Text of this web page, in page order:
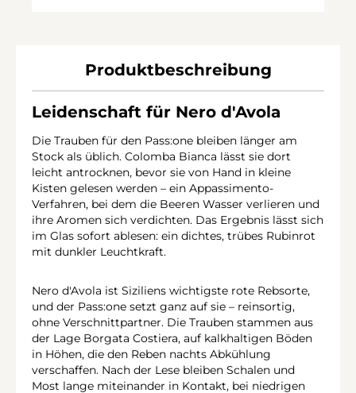
Produktbeschreibung
Leidenschaft für Nero d'Avola
Die Trauben für den Pass:one bleiben länger am
Stock als üblich. Colomba Bianca lässt sie dort
leicht antrocknen, bevor sie von Hand in kleine
Kisten gelesen werden – ein Appassimento-
Verfahren, bei dem die Beeren Wasser verlieren und
ihre Aromen sich verdichten. Das Ergebnis lässt sich
im Glas sofort ablesen: ein dichtes, trübes Rubinrot
mit dunkler Leuchtkraft.
Nero d'Avola ist Siziliens wichtigste rote Rebsorte,
und der Pass:one setzt ganz auf sie – reinsortig,
ohne Verschnittpartner. Die Trauben stammen aus
der Lage Borgata Costiera, auf kalkhaltigen Böden
in Höhen, die den Reben nachts Abkühlung
verschaffen. Nach der Lese bleiben Schalen und
Most lange miteinander in Kontakt, bei niedrigen